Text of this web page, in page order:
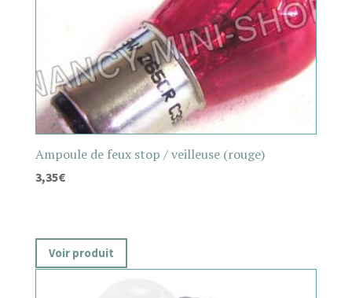
Ampoule de feux stop / veilleuse (rouge)
3,35€
Voir produit